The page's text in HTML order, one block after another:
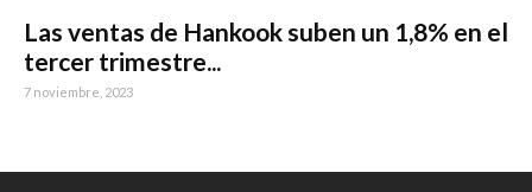
Las ventas de Hankook suben un 1,8% en el
tercer trimestre...
7 noviembre, 2023